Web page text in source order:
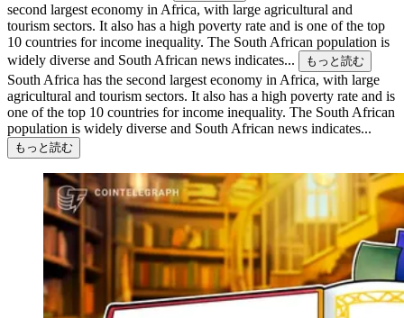
second largest economy in Africa, with large agricultural and
tourism sectors. It also has a high poverty rate and is one of the top
10 countries for income inequality. The South African population is
widely diverse and South African news indicates...
もっと読む
South Africa has the second largest economy in Africa, with large
agricultural and tourism sectors. It also has a high poverty rate and is
one of the top 10 countries for income inequality. The South African
population is widely diverse and South African news indicates...
もっと読む